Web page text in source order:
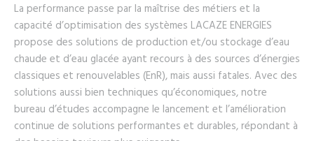
La performance passe par la maîtrise des métiers et la
capacité d’optimisation des systèmes LACAZE ENERGIES
propose des solutions de production et/ou stockage d’eau
chaude et d’eau glacée ayant recours à des sources d’énergies
classiques et renouvelables (EnR), mais aussi fatales. Avec des
solutions aussi bien techniques qu’économiques, notre
bureau d’études accompagne le lancement et l’amélioration
continue de solutions performantes et durables, répondant à